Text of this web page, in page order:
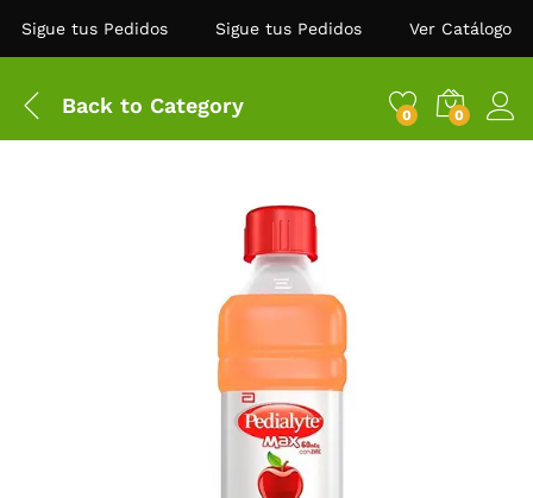
Sigue tus Pedidos Sigue tus Pedidos Ver Catálogo
Back to Category 0 0